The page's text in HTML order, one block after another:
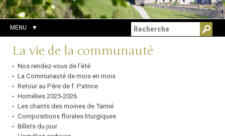
MENU
Navigation
La vie de la communauté
Nos rendez-vous de l'été
La Communauté de mois en mois
Retour au Père de f. Patrice
Homélies 2025-2026
Les chants des moines de Tamié
Compositions florales liturgiques
Billets du jour